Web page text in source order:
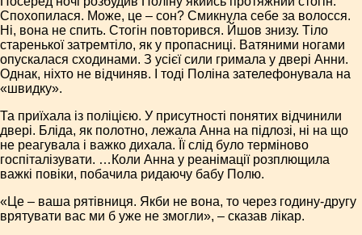
Спохопилася. Може, це – сон? Смикнула себе за волосся.
Ні, вона не спить. Стогін повторився. Йшов знизу. Тіло
старенької затремтіло, як у пропасниці. Ватяними ногами
опускалася сходинами. З усієї сили гримала у двері Анни.
Однак, ніхто не відчиняв. І тоді Поліна зателефонувала на
«швидку».
Та приїхала із поліцією. У присутності понятих відчинили
двері. Бліда, як полотно, лежала Анна на підлозі, ні на що
не реагувала і важко дихала. Її слід було терміново
госпіталізувати. …Коли Анна у реанімації розплющила
важкі повіки, побачила ридаючу бабу Полю.
«Це – ваша рятівниця. Якби не вона, то через годину-другу
врятувати вас ми б уже не змогли», – сказав лікар.